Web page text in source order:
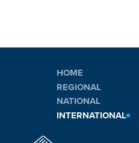
HOME
REGIONAL
NATIONAL
INTERNATIONAL